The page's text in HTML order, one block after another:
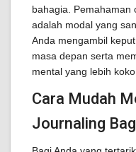
bahagia. Pemahaman
adalah modal yang
Anda mengambil
masa depan serta
mental yang lebih
Cara Mudah
Journaling